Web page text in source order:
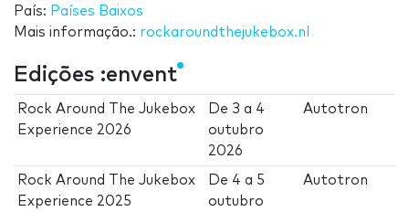
País: Países Baixos
Mais informação.: rockaroundthejukebox.nl
Edições :envent
Rock Around The Jukebox
Experience 2026
De 3 a 4
outubro
2026
Autotron
Rock Around The Jukebox
Experience 2025
De 4 a 5
outubro
Autotron